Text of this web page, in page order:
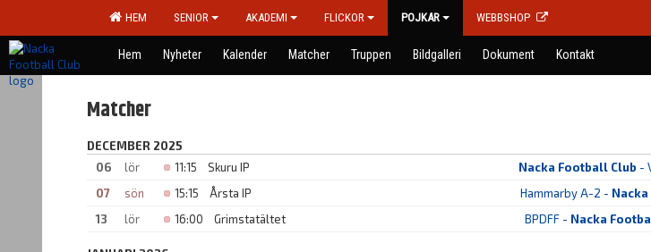
HEM SENIOR AKADEMI FLICKOR POJKAR WEBBSHOP
Hem Nyheter Kalender Matcher Truppen Bildgalleri Dokument Kontakt
Matcher
DECEMBER 2025
06
lör 11:15 Skuru IP Nacka Football Club -
07
sön 15:15 Årsta IP Hammarby A-2 -
13
lör 16:00 Grimstatältet BPDFF - Nacka